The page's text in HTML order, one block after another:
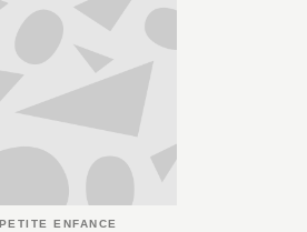
PETITE ENFANCE